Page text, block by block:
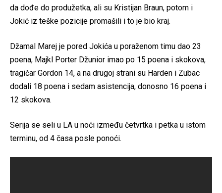
da dođe do produžetka, ali su Kristijan Braun, potom i
Jokić iz teške pozicije promašili i to je bio kraj.
Džamal Marej je pored Jokića u poraženom timu dao 23
poena, Majkl Porter Džunior imao po 15 poena i skokova,
tragičar Gordon 14, a na drugoj strani su Harden i Zubac
dodali 18 poena i sedam asistencija, donosno 16 poena i
12 skokova.
Serija se seli u LA u noći između četvrtka i petka u istom
terminu, od 4 časa posle ponoći.